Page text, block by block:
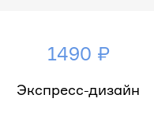
1490 ₽
Экспресс-дизайн